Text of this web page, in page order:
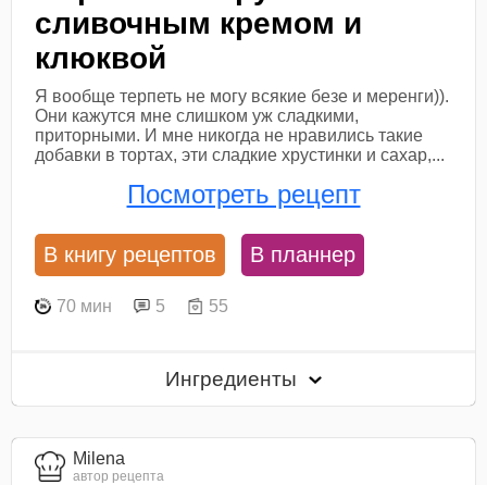
сливочным кремом и
клюквой
Я вообще терпеть не могу всякие безе и меренги)).
Они кажутся мне слишком уж сладкими,
приторными. И мне никогда не нравились такие
добавки в тортах, эти сладкие хрустинки и сахар,...
Посмотреть рецепт
В книгу рецептов В планнер
70 мин 5 55
Ингредиенты
Milena
автор рецепта